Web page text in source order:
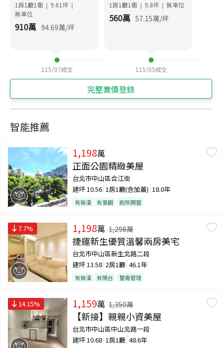
1房1廳1衛 | 9.61坪 |
無車位
910萬 94.69萬/坪
115/07成交
1房1廳1衛 | 9.8坪 | 無車位
560萬 57.15萬/坪
115/05成交
完整實價登錄
智能推薦
1,198萬
正面公園精緻美屋
台北市中山區合江街
建坪10.56 1房1廳(含加蓋) 18.0年
有裝潢 有景觀 廁所開窗
7.7% 1,198萬 1,298萬
捷運新生優質溫馨兩房美宅
台北市中山區新生北路二段
建坪13.58 2房1廳 46.1年
有裝潢 有陽台 警衛管理
14.15% 1,159萬 1,350萬
【新接】親親小資美屋
台北市中山區中山北路一段
建坪10.68 1房1廳 48.6年